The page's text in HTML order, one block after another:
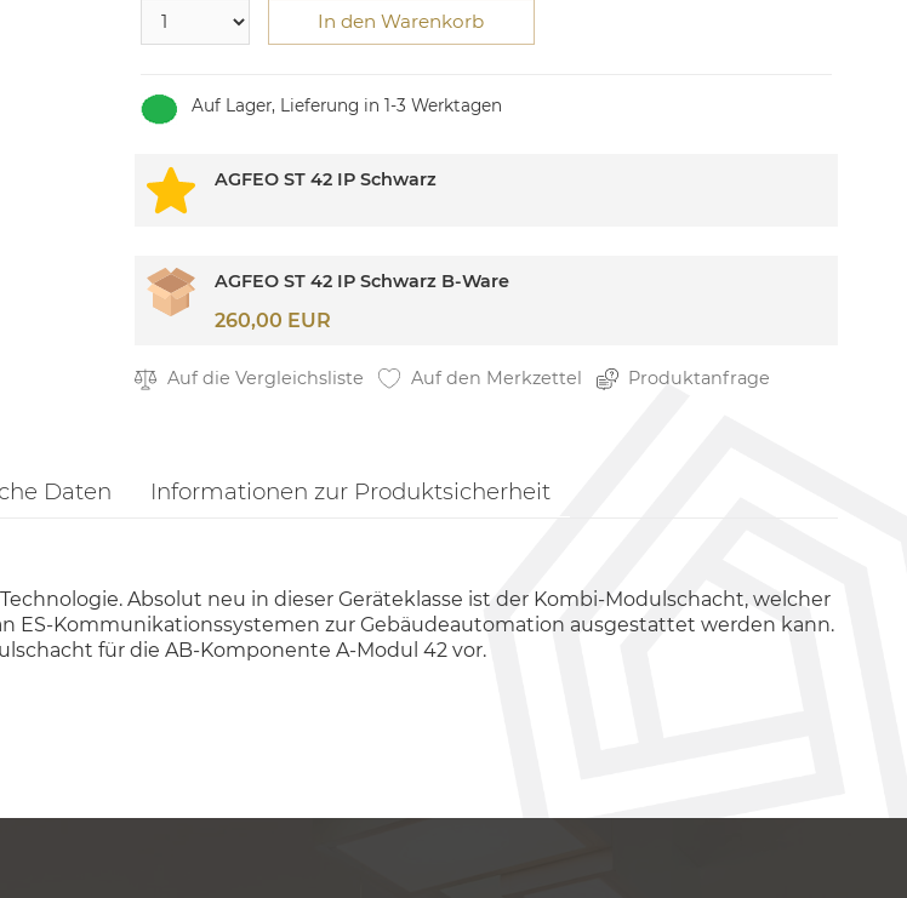
Auf Lager, Lieferung in 1-3 Werktagen
In den Warenkorb
AGFEO ST 42 IP Schwarz
AGFEO ST 42 IP Schwarz B-Ware
260,00 EUR
Auf die Vergleichsliste Auf den Merkzettel Produktanfrage
Daten Informationen zur Produktsicherheit
Absolut neu in dieser Geräteklasse ist der Kombi-Modulschacht, welcher
Kommunikationssystemen zur Gebäudeautomation ausgestattet werden kann.
für die AB-Komponente A-Modul 42 vor.